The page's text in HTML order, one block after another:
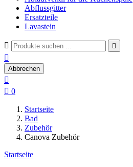
Abflussgitter
Ersatzteile
Lavastein
 

Abbrechen

 0
Startseite
Bad
Zubehör
Canova Zubehör
Startseite